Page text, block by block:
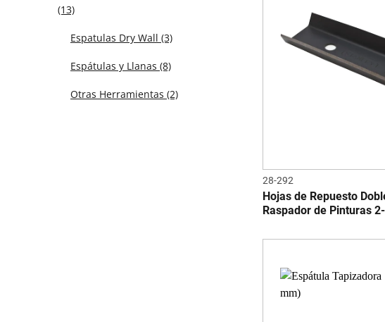
(13)
Espatulas Dry Wall (3)
Espátulas y Llanas (8)
Otras Herramientas (2)
28-292
Hojas de Repuesto
Raspador de Pinturas